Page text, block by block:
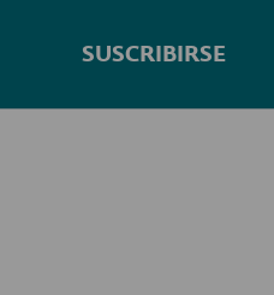
SUSCRIBIRSE